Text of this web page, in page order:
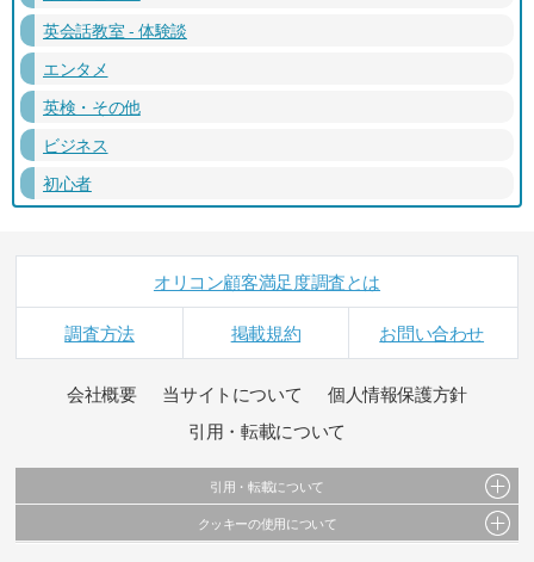
英会話教室 - 体験談
エンタメ
英検・その他
ビジネス
初心者
オリコン顧客満足度調査とは
調査方法 掲載規約 お問い合わせ
会社概要 当サイトについて
個人情報保護方針
引用・転載について
引用・転載について
当サイトで公開されている情報（文字、写真、イラスト、画像データ等）及びこれらの配
クッキーの使用について